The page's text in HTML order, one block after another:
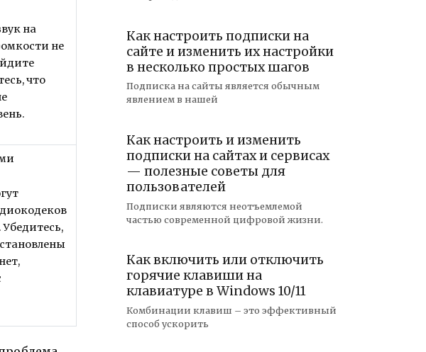
на
не
что
Как настроить подписки на
сайте и изменить их настройки
в несколько простых шагов
Подписка на сайты является обычным
явлением в нашей
Как настроить и изменить
подписки на сайтах и сервисах
— полезные советы для
пользователей
Подписки являются неотъемлемой
частью современной цифровой жизни.
Как включить или отключить
горячие клавиши на
клавиатуре в Windows 10/11
Комбинации клавиш – это эффективный
способ ускорить